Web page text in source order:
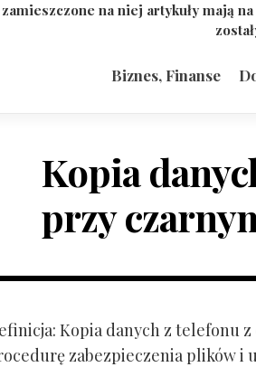
na niej artykuły
Biznes, Finanse
Kopia
przy
Kopia danych z telefonu
zabezpieczenia plików i